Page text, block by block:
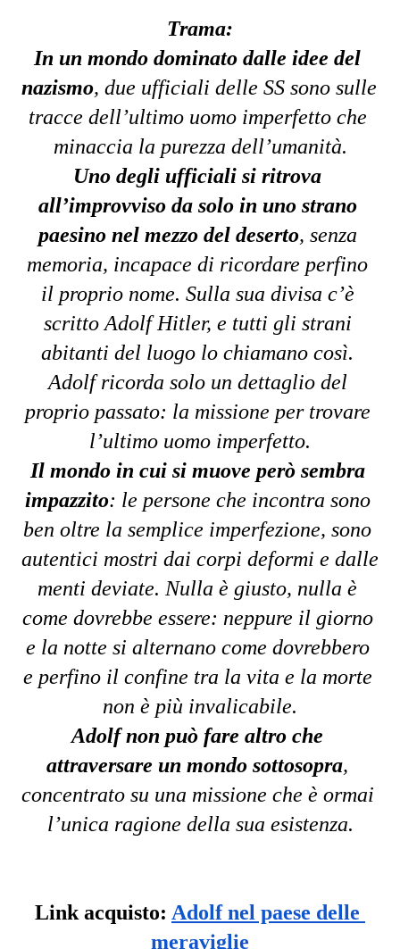
Trama:
In un mondo dominato dalle idee del
nazismo, due ufficiali delle SS sono sulle
tracce dell’ultimo uomo imperfetto che
minaccia la purezza dell’umanità.
Uno degli ufficiali si ritrova
all’improvviso da solo in uno strano
paesino nel mezzo del deserto, senza
memoria, incapace di ricordare perfino
il proprio nome. Sulla sua divisa c’è
scritto Adolf Hitler, e tutti gli strani
abitanti del luogo lo chiamano così.
Adolf ricorda solo un dettaglio del
proprio passato: la missione per trovare
l’ultimo uomo imperfetto.
Il mondo in cui si muove però sembra
impazzito: le persone che incontra sono
ben oltre la semplice imperfezione, sono
autentici mostri dai corpi deformi e dalle
menti deviate. Nulla è giusto, nulla è
come dovrebbe essere: neppure il giorno
e la notte si alternano come dovrebbero
e perfino il confine tra la vita e la morte
non è più invalicabile.
Adolf non può fare altro che
attraversare un mondo sottosopra,
concentrato su una missione che è ormai
l’unica ragione della sua esistenza.
Link acquisto: Adolf nel paese delle
meraviglie